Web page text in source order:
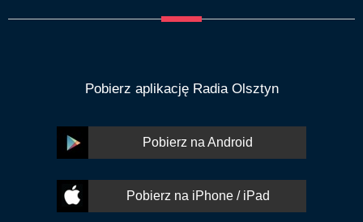
Pobierz aplikację Radia Olsztyn
Pobierz na Android
Pobierz na iPhone / iPad